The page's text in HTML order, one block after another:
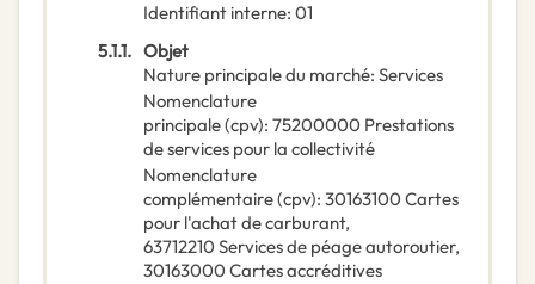
Identifiant interne: 01
5.1.1. Objet
Nature principale du marché: Services
Nomenclature
principale(cpv): 75200000 Prestations
de services pour la collectivité
Nomenclature
complémentaire(cpv): 30163100 Cartes
pour l'achat de carburant,
63712210 Services de péage autoroutier,
30163000 Cartes accréditives